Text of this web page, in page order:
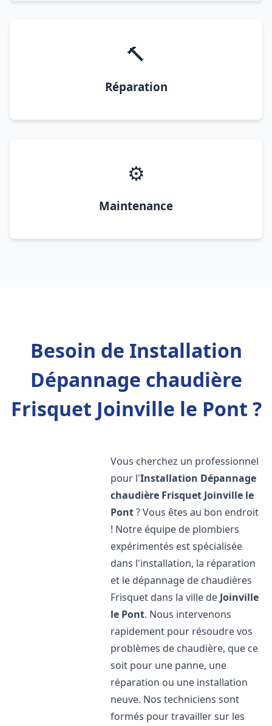
🔨
Réparation
⚙️
Maintenance
Besoin de Installation
Dépannage chaudière
Frisquet Joinville le Pont ?
Vous cherchez un professionnel
pour l'Installation Dépannage
chaudière Frisquet Joinville le
Pont? Vous êtes au bon endroit
! Notre équipe de plombiers
expérimentés est spécialisée
dans l'installation, la réparation
et le dépannage de chaudières
Frisquet dans la ville de Joinville
le Pont. Nous intervenons
rapidement pour résoudre vos
problèmes de chaudière, que ce
soit pour une panne, une
réparation ou une installation
neuve. Nos techniciens sont
formés pour travailler sur les